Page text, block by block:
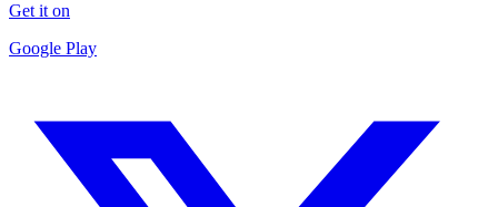
Get it on
Google Play